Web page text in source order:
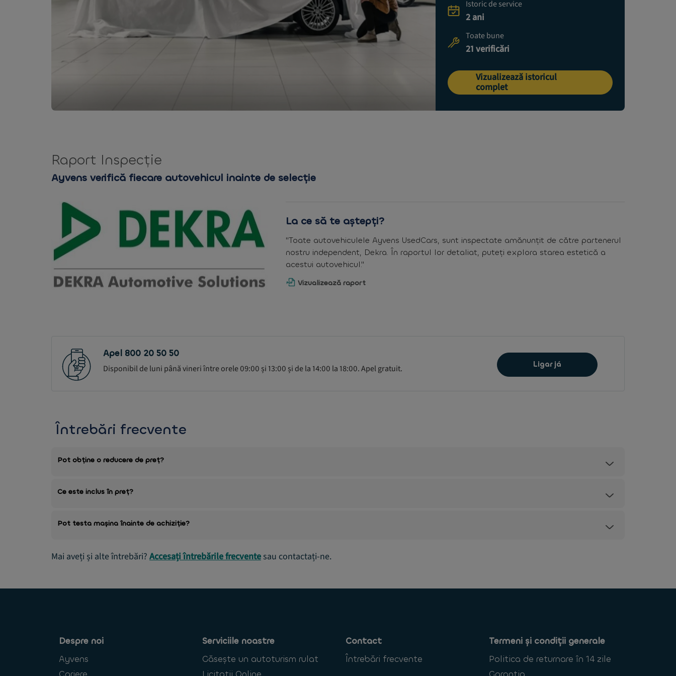
Istoric de service
2 ani
Toate bune
21 verificări
Vizualizează istoricul
complet
Raport Inspecție
Ayvens verifică fiecare autovehicul inainte de selecție
La ce să te aștepți?
"Toate autovehiculele Ayvens UsedCars, sunt inspectate amănunțit de către partenerul
nostru independent, Dekra. În raportul lor detaliat, puteți explora starea estetică a
acestui autovehicul."
Vizualizează raport
Apel 800 20 50 50
Disponibil de luni până vineri între orele 09:00 și 13:00 și de la 14:00 la 18:00. Apel gratuit. Ligar já
Întrebări frecvente
Pot obține o reducere de preț?
Ce este inclus în preț?
Pot testa mașina înainte de achiziție?
Mai aveți și alte întrebări? Accesați întrebările frecvente sau contactați-ne.
Despre noi
Ayvens
Serviciile noastre
Găsește un autoturism rulat
Contact
Întrebări frecvente
Termeni și condiții generale
Politica de returnare în 14 zile